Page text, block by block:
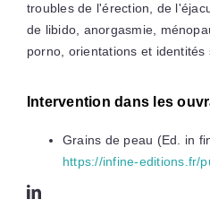
troubles de l'érection, de
de libido, anorgasmie,
porno, orientations et identités
Intervention dans les
Grains de peau (Ed. in
https://infine-editions.fr/